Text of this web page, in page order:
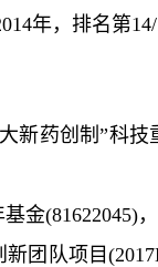
年，排名第
新药创制”科技
基金(81622045)
新团队项目(